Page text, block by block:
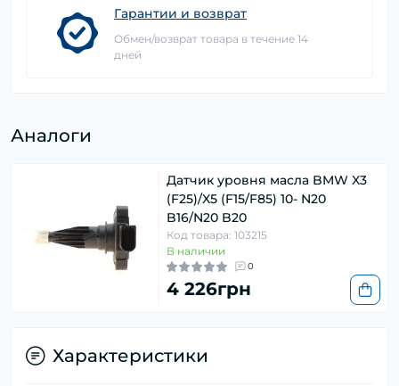
Гарантии и возврат
Обмен/возврат товара в течение 14
дней
Аналоги
Датчик уровня масла BMW X3
(F25)/X5 (F15/F85) 10- N20
B16/N20 B20
Код товара: 103215
В наличии
0
4 226грн
Характеристики